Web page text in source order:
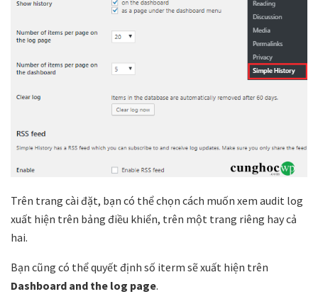
Trên trang cài đặt, bạn có thể chọn cách muốn xem audit log
xuất hiện trên bảng điều khiển, trên một trang riêng hay cả
hai.
Bạn cũng có thể quyết định số iterm sẽ xuất hiện trên
Dashboard and the log page.